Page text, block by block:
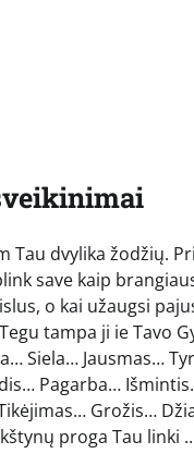
Tau dvylika žodžių.
save kaip
o kai užaugsi
tampa ji ie Tavo
Siela… Jausmas…
Pagarba…
Grožis…
proga Tau linki